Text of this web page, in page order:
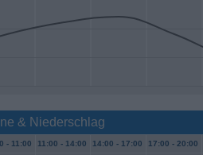
& Niederschlag
- 11:00 11:00 - 14:00 14:00 - 17:00 17:00 - 20:00